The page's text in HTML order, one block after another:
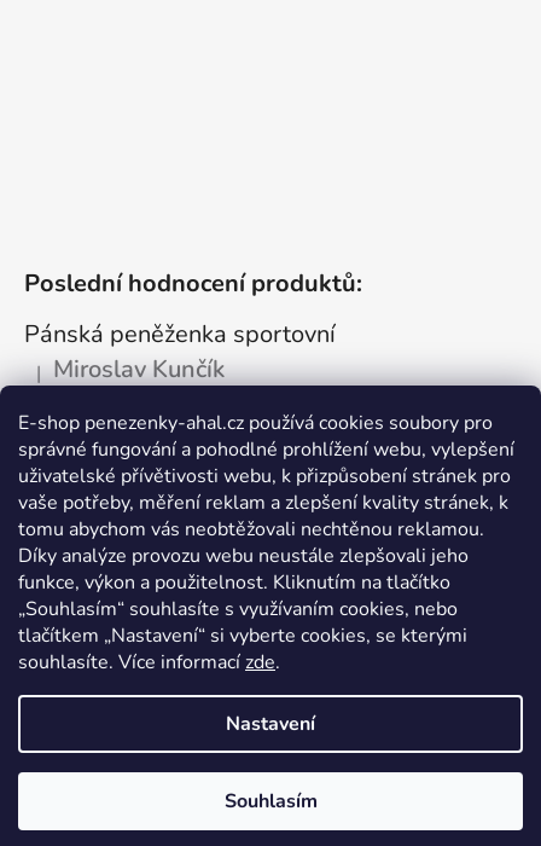
E-shop penezenky-ahal.cz používá cookies soubory pro
správné fungování a pohodlné prohlížení webu, vylepšení
uživatelské přívětivosti webu, k přizpůsobení stránek pro
vaše potřeby, měření reklam a zlepšení kvality stránek, k
tomu abychom vás neobtěžovali nechtěnou reklamou.
Díky analýze provozu webu neustále zlepšovali jeho
funkce, výkon a použitelnost. Kliknutím na tlačítko
„Souhlasím“ souhlasíte s využívaním cookies, nebo
tlačítkem „Nastavení“ si vyberte cookies, se kterými
souhlasíte. Více informacízde.
Nastavení
Souhlasím
Poslední hodnocení produktů:
Pánská peněženka sportovní
Hodnocení produktu je 5 z 5 hvězdiček.
| Miroslav Kunčík
OK
Kožená dokladovka tmavá
Hodnocení produktu je 5 z 5 hvězdiček.
| Vlastimil Šajtar
Spokojený ,rychle a spolehlivě
Kožená peněženka na drobné mince
Hodnocení produktu je 5 z 5 hvězdiček.
| Katarína Kutlíková
Vytvořil Shoptet
peněženky AHAL
vyhrazena.Upravit nastavení cookies